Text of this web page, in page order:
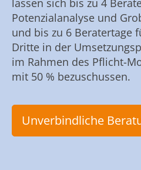
Potenzialanalyse und
und bis zu 6 Beratertage
Dritte in der
im Rahmen des Pflicht-
mit 50 % bezuschussen.
Unverbindliche